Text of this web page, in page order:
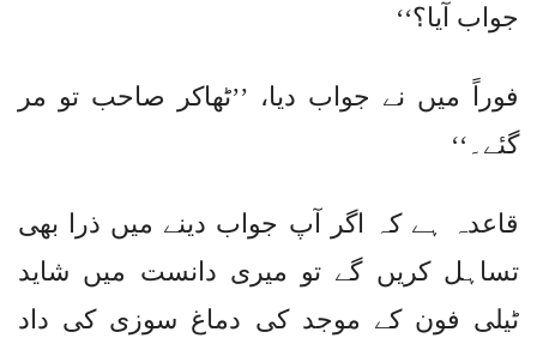
جواب آیا؟‘‘
فوراً میں نے جواب دیا، ’’ٹھاکر صاحب تو مر
گئے۔‘‘
قاعدہ ہے کہ اگر آپ جواب دینے میں ذرا بھی
تساہل کریں گے تو میری دانست میں شاید
ٹیلی فون کے موجد کی دماغ سوزی کی داد